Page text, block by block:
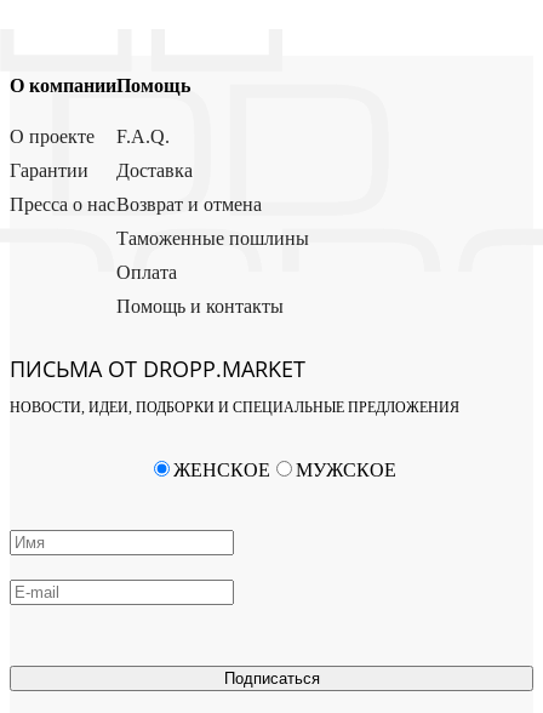
О компании
О проекте
Гарантии
Пресса о нас
Помощь
F.A.Q.
Доставка
Возврат и отмена
Таможенные пошлины
Оплата
Помощь и контакты
ПИСЬМА ОТ DROPP.MARKET
НОВОСТИ, ИДЕИ, ПОДБОРКИ И СПЕЦИАЛЬНЫЕ ПРЕДЛОЖЕНИЯ
Подписаться
ЖЕНСКОЕ МУЖСКОЕ